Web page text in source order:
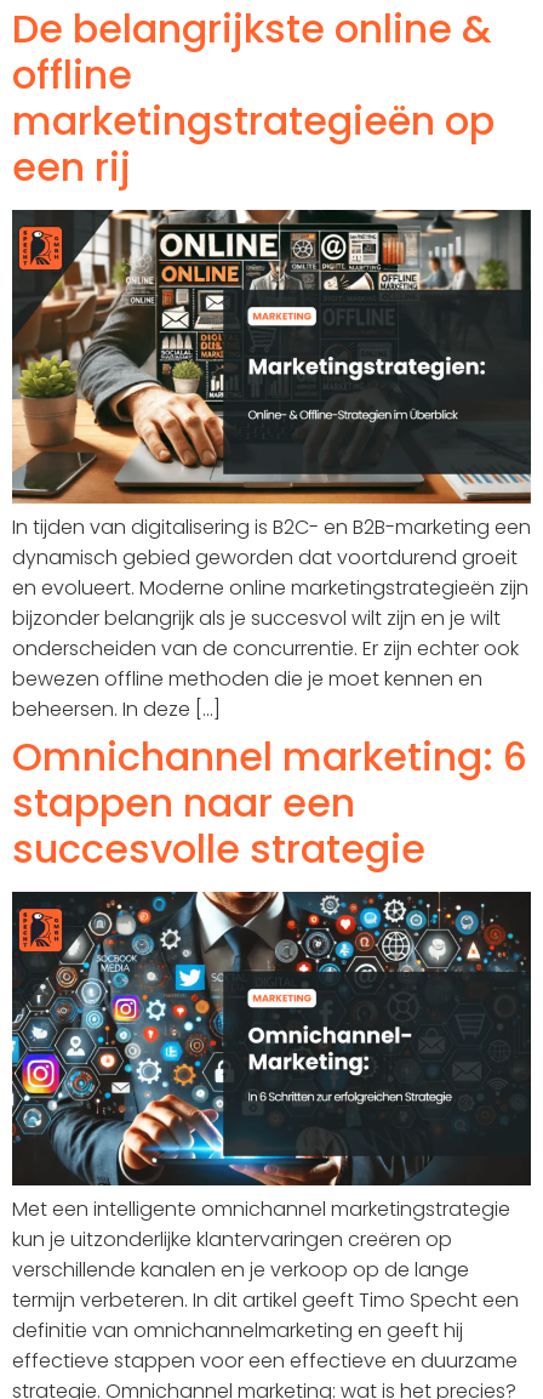
De belangrijkste online &
offline
marketingstrategieën op
een rij
In tijden van digitalisering is B2C- en B2B-marketing een
dynamisch gebied geworden dat voortdurend groeit
en evolueert. Moderne online marketingstrategieën zijn
bijzonder belangrijk als je succesvol wilt zijn en je wilt
onderscheiden van de concurrentie. Er zijn echter ook
bewezen offline methoden die je moet kennen en
beheersen. In deze [...]
Omnichannel marketing: 6
stappen naar een
succesvolle strategie
Met een intelligente omnichannel marketingstrategie
kun je uitzonderlijke klantervaringen creëren op
verschillende kanalen en je verkoop op de lange
termijn verbeteren. In dit artikel geeft Timo Specht een
definitie van omnichannelmarketing en geeft hij
effectieve stappen voor een effectieve en duurzame
strategie. Omnichannel marketing: wat is het precies?